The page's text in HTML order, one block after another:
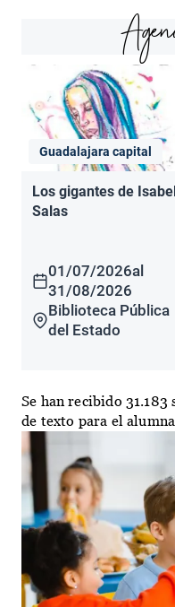
Guadalajara capital
Los gigantes de
Salas
01/07/2026al
31/08/2026
Biblioteca Pública
del Estado
Se han recibido
de texto para el